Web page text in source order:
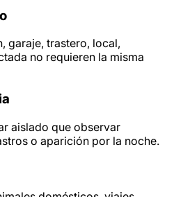
garaje, trastero, local,
no requieren la misma
aislado que observar
o aparición por la noche.